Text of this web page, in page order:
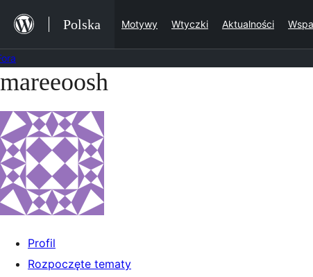
treści
Polska Motywy Wtyczki Aktualności
Przejdź
treści
mareeoosh
Profil
Rozpoczęte tematy